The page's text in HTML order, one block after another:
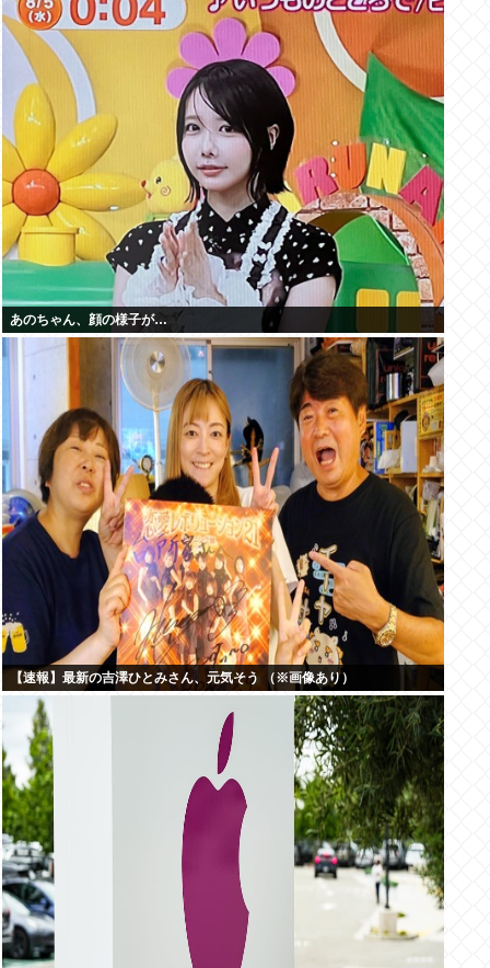
あのちゃん、顔の様子が…
【速報】最新の吉澤ひとみさん、元気そう （※画像あり）